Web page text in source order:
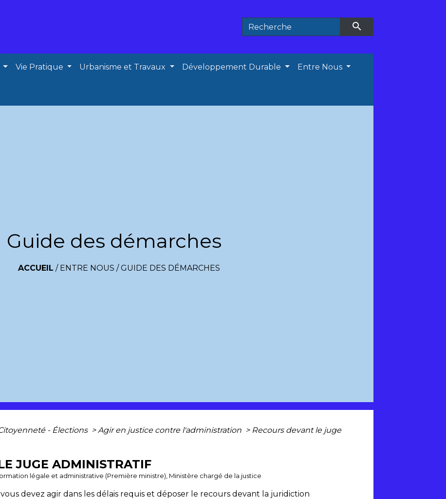
search
Vie Pratique Urbanisme et Travaux Développement Durable Entre Nous
Guide des démarches
ACCUEIL / ENTRE NOUS /GUIDE DES DÉMARCHES
- Élections > Agir en justice contre l'administration > Recours devant le juge
JUGE ADMINISTRATIF
légale et administrative (Première ministre), Ministère chargé de la justice
devez agir dans les délais requis et déposer le recours devant la juridiction